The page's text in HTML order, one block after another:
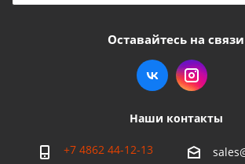
Оставайтесь на связи
Наши контакты
+7 4862 44-12-13